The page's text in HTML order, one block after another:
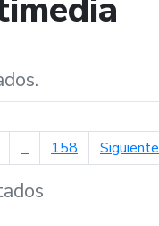
de búsqueda
... 158 Siguiente